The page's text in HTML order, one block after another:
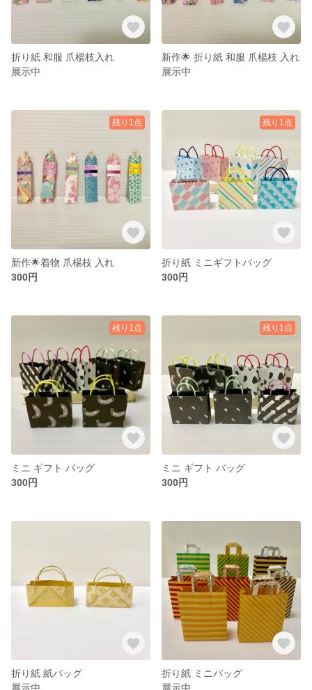
折り紙 和服 爪楊枝入れ
展示中
新作🌟 折り紙 和服 爪楊枝 入れ
展示中
残り1点
新作🌟着物 爪楊枝 入れ
300円
残り1点
折り紙 ミニギフトバッグ
300円
残り1点
ミニ ギフト バッグ
300円
残り1点
ミニ ギフト バッグ
300円
折り紙 紙バッグ
展示中
折り紙 ミニバッグ
展示中